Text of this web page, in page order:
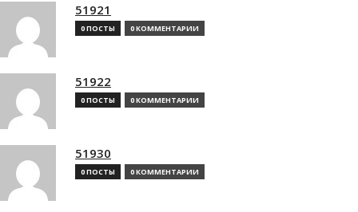
51921
0 ПОСТЫ 0 КОММЕНТАРИИ
51922
0 ПОСТЫ 0 КОММЕНТАРИИ
51930
0 ПОСТЫ 0 КОММЕНТАРИИ